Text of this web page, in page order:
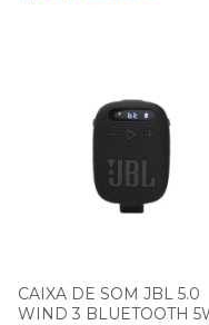
CAIXA DE SOM JBL 5.0
WIND 3 BLUETOOTH